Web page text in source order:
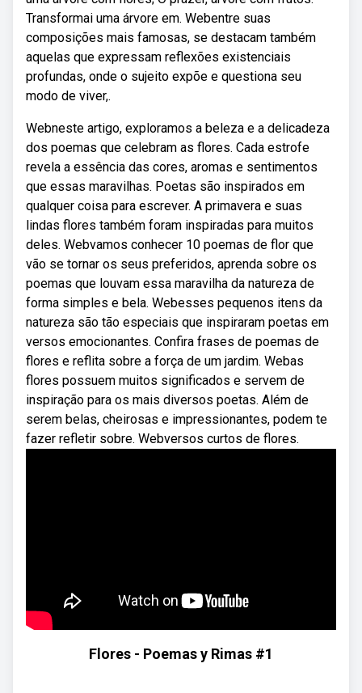
Transformai uma árvore em. Webentre suas
composições mais famosas, se destacam também
aquelas que expressam reflexões existenciais
profundas, onde o sujeito expõe e questiona seu
modo de viver,.
Webneste artigo, exploramos a beleza e a delicadeza
dos poemas que celebram as flores. Cada estrofe
revela a essência das cores, aromas e sentimentos
que essas maravilhas. Poetas são inspirados em
qualquer coisa para escrever. A primavera e suas
lindas flores também foram inspiradas para muitos
deles. Webvamos conhecer 10 poemas de flor que
vão se tornar os seus preferidos, aprenda sobre os
poemas que louvam essa maravilha da natureza de
forma simples e bela. Webesses pequenos itens da
natureza são tão especiais que inspiraram poetas em
versos emocionantes. Confira frases de poemas de
flores e reflita sobre a força de um jardim. Webas
flores possuem muitos significados e servem de
inspiração para os mais diversos poetas. Além de
serem belas, cheirosas e impressionantes, podem te
fazer refletir sobre. Webversos curtos de flores.
Flores - Poemas y Rimas #1